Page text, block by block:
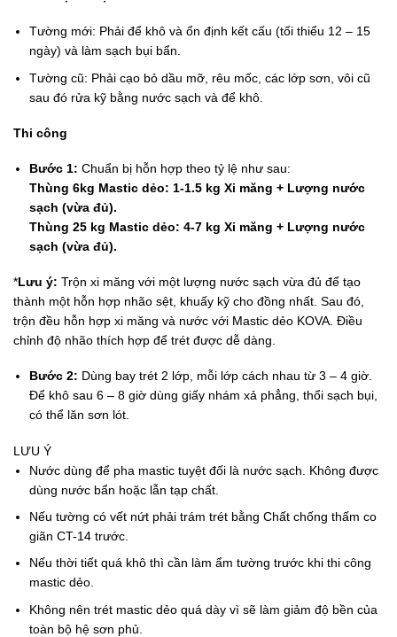
Tường mới: Phải để khô và ổn định kết cấu (tối thiểu 12 – 15
ngày) và làm sạch bụi bẩn.
Tường cũ: Phải cạo bỏ dầu mỡ, rêu mốc, các lớp sơn, vôi cũ
sau đó rửa kỹ bằng nước sạch và để khô.
Thi công
Bước 1: Chuẩn bị hỗn hợp theo tỷ lệ như sau:
Thùng 6kg Mastic dẻo: 1-1.5 kg Xi măng + Lượng nước
sạch (vừa đủ).
Thùng 25 kg Mastic dẻo: 4-7 kg Xi măng + Lượng nước
sạch (vừa đủ).
*Lưu ý: Trộn xi măng với một lượng nước sạch vừa đủ để tạo
thành một hỗn hợp nhão sệt, khuấy kỹ cho đồng nhất. Sau đó,
trộn đều hỗn hợp xi măng và nước với Mastic dẻo KOVA. Điều
chỉnh độ nhão thích hợp để trét được dễ dàng.
Bước 2: Dùng bay trét 2 lớp, mỗi lớp cách nhau từ 3 – 4 giờ.
Để khô sau 6 – 8 giờ dùng giấy nhám xả phẳng, thổi sạch bụi,
có thể lăn sơn lót.
LƯU Ý
Nước dùng để pha mastic tuyệt đối là nước sạch. Không được
dùng nước bẩn hoặc lẫn tạp chất.
Nếu tường có vết nứt phải trám trét bằng Chất chống thấm co
giãn CT-14 trước.
Nếu thời tiết quá khô thì cần làm ẩm tường trước khi thi công
mastic dẻo.
Không nên trét mastic dẻo quá dày vì sẽ làm giảm độ bền của
toàn bộ hệ sơn phủ.